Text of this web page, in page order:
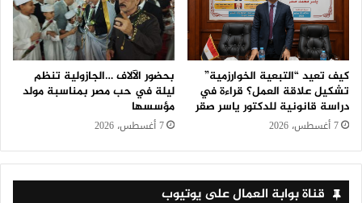
كيف تعيد “التبعية الخوارزمية”
تشكيل علاقة العمل؟ قراءة في
دراسة قانونية للدكتور ياسر صقر
7 أغسطس، 2026
بحضور الآلاف …الجازولية تنظم
ليلة في حب مصر بمناسبة مولد
مؤسسها
7 أغسطس، 2026
قناة بوابة العمال على يوتيوب